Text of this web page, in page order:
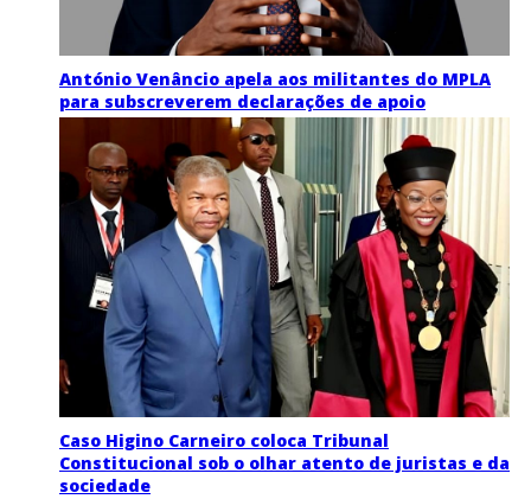
António Venâncio apela aos militantes do MPLA
para subscreverem declarações de apoio
Caso Higino Carneiro coloca Tribunal
Constitucional sob o olhar atento de juristas e da
sociedade